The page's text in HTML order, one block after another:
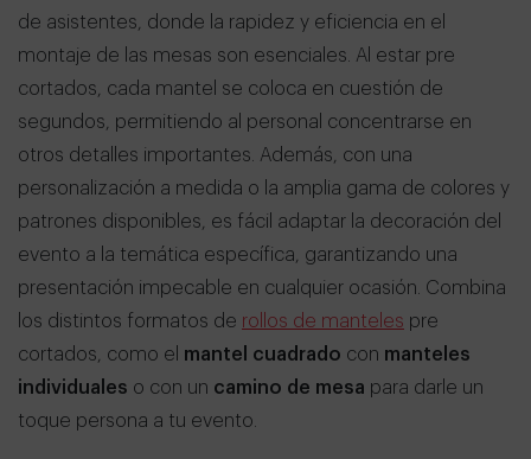
de asistentes, donde la rapidez y eficiencia en el
montaje de las mesas son esenciales. Al estar pre
cortados, cada mantel se coloca en cuestión de
segundos, permitiendo al personal concentrarse en
otros detalles importantes. Además, con una
personalización a medida o la amplia gama de colores y
patrones disponibles, es fácil adaptar la decoración del
evento a la temática específica, garantizando una
presentación impecable en cualquier ocasión. Combina
los distintos formatos de rollos de manteles pre
cortados, como el mantel cuadrado con manteles
individuales o con un camino de mesa para darle un
toque persona a tu evento.